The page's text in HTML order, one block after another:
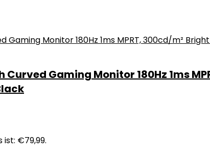
Gaming Monitor 180Hz 1ms
ist: €79,99.